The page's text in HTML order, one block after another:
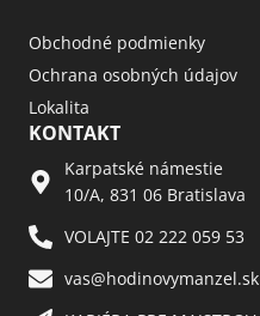
Obchodné podmienky
Ochrana osobných údajov
Lokalita
KONTAKT
Karpatské námestie
10/A, 831 06 Bratislava
VOLAJTE 02 222 059 53​
vas@hodinovymanzel.sk​